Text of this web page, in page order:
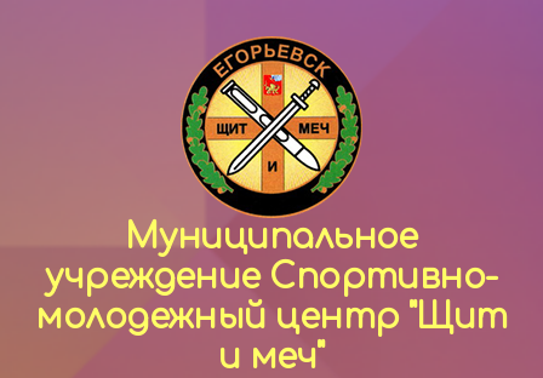
Муниципальное
учреждение Спортивно-
молодежный центр "Щит
и меч"